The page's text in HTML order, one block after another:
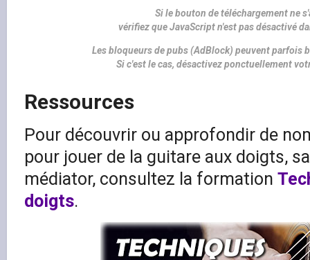
Si le bouton de téléchargement ne
vérifiez que JavaScript n'est pas désactivé
Les bloqueurs de pubs (AdBlock) peuvent parfois
Si c'est le cas, désactivez ponctuellement
Ressources
Pour découvrir ou approfondir de
pour jouer de la guitare aux doigts,
médiator, consultez la formation
doigts.